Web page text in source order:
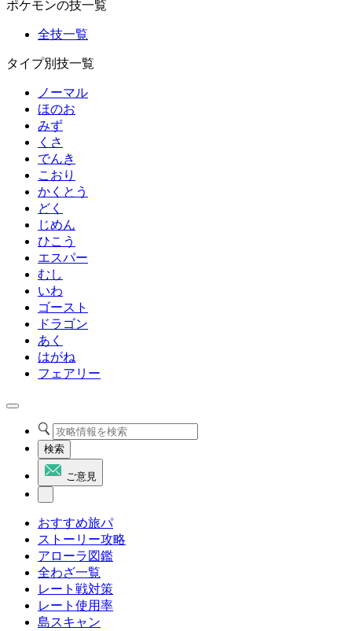
ポケモンの技一覧
全技一覧
タイプ別技一覧
ノーマル
ほのお
みず
くさ
でんき
こおり
かくとう
どく
じめん
ひこう
エスパー
むし
いわ
ゴースト
ドラゴン
あく
はがね
フェアリー
検索
ご意見
おすすめ旅パ
ストーリー攻略
アローラ図鑑
全わざ一覧
レート戦対策
レート使用率
島スキャン